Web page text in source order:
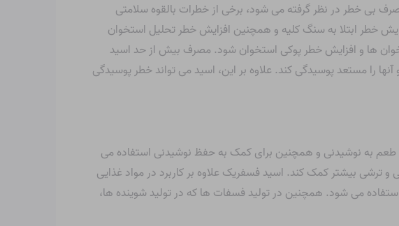
بی خطر در نظر گرفته می شود، برخی از خطرات بالقوه سلامتی
خطر ابتلا به سنگ کلیه و همچنین افزایش خطر تحلیل استخوان
ها و افزایش خطر پوکی استخوان شود. مصرف بیش از حد اسید
را مستعد پوسیدگی کند. علاوه بر این، اسید می تواند خطر پوسیدگی
طعم به نوشیدنی و همچنین برای کمک به حفظ نوشیدنی استفاده می
ترشی بیشتر کمک کند. اسید فسفریک علاوه بر کاربرد در مواد غذایی
استفاده می شود. همچنین در تولید فسفات ها که در تولید شوینده ها،